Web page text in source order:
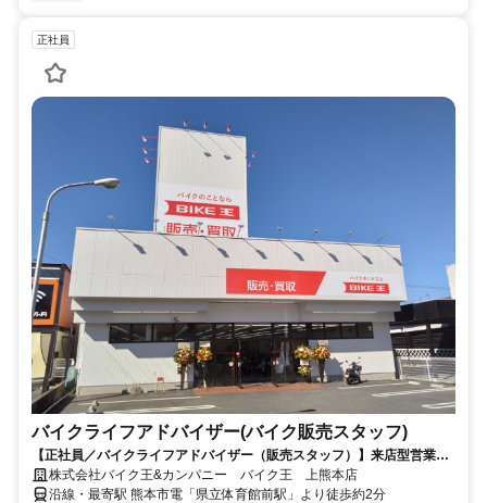
正社員
バイクライフアドバイザー(バイク販売スタッフ)
【正社員／バイクライフアドバイザー（販売スタッフ）】来店型営業／
昇給年1回／業績賞与年2回／年間休日120日／各種手当充実／社員割引
あり／財形貯蓄・持株会など待遇充実
株式会社バイク王&カンパニー バイク王 上熊本店
沿線・最寄駅 熊本市電「県立体育館前駅」より徒歩約2分